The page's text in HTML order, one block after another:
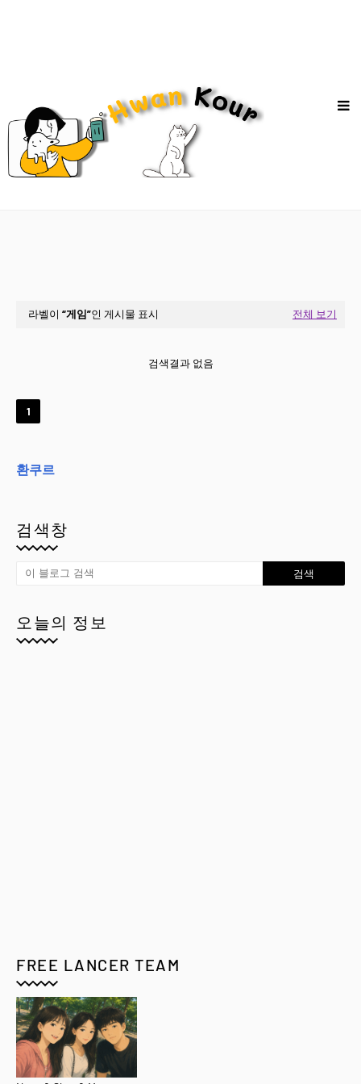
라벨이 게임 인 게시물 표시 전체 보기
검색결과 없음
1
환쿠르
검색창
오늘의 정보
FREE LANCER TEAM